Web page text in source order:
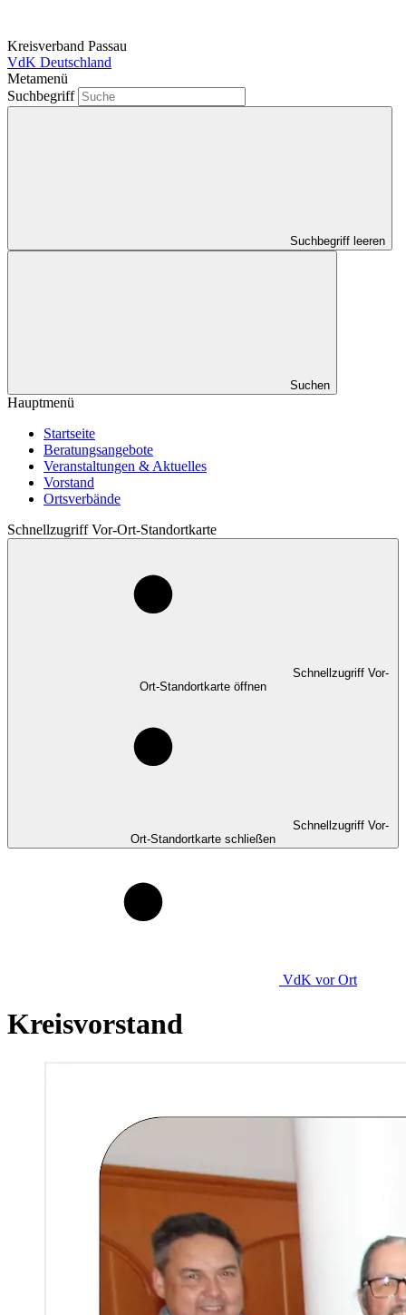
Kreisverband Passau
VdK Deutschland
Metamenü
Suchbegriff
Suchbegriff leeren
Suchen
Hauptmenü
Startseite
Beratungsangebote
Veranstaltungen & Aktuelles
Vorstand
Ortsverbände
Schnellzugriff Vor-Ort-Standortkarte
Schnellzugriff Vor-
Ort-Standortkarte öffnen
Schnellzugriff Vor-
Ort-Standortkarte schließen
VdK vor Ort
Kreisvorstand